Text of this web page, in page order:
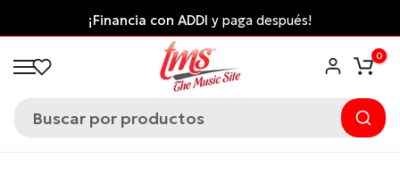
al
contenido
Envío gratis desde $300.000 a ciudades
*Aplican Condiciones*
0